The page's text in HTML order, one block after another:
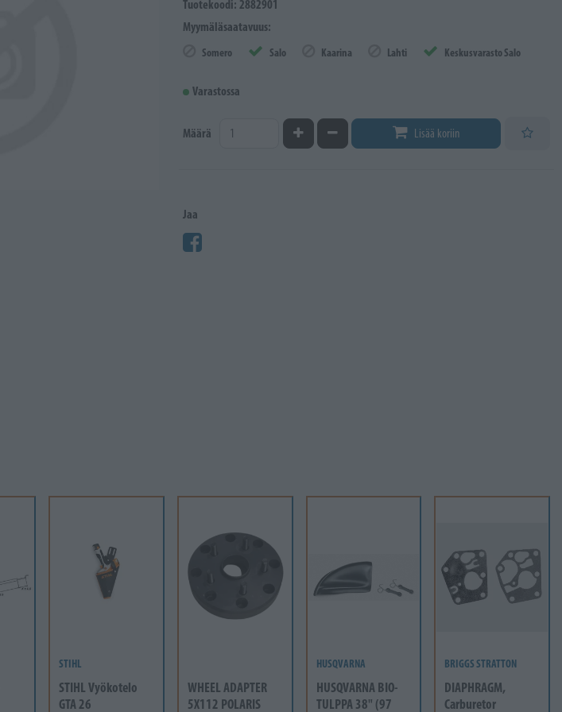
Tuotekoodi: 2882901
Myymäläsaatavuus:
Somero Salo Kaarina Lahti Keskusvarasto Salo
Varastossa
Määrä Kasvata määrääVähennä määrää Lisää koriin
Jaa
STIHL
STIHL Vyökotelo
GTA 26
WHEEL ADAPTER
5X112 POLARIS
HUSQVARNA
HUSQVARNA BIO-
TULPPA 38" (97
BRIGGS STRATTON
DIAPHRAGM,
Carburetor